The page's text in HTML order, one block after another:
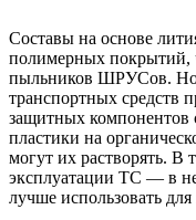
Составы на основе
полимерных покрытий,
пыльников ШРУСов. Но
транспортных средств
защитных
пластики на
могут их растворять. В
эксплуатации ТС — в
лучше использовать